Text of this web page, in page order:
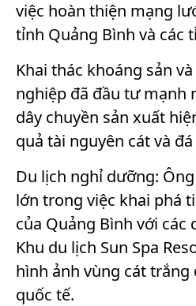
việc hoàn thiện mạng
tỉnh Quảng Bình và các
Khai thác khoáng sản
nghiệp đã đầu tư mạnh
dây chuyền sản xuất
quả tài nguyên cát và
Du lịch nghỉ dưỡng:
lớn trong việc khai phá
của Quảng Bình với các
Khu du lịch Sun Spa
hình ảnh vùng cát trắng
quốc tế.